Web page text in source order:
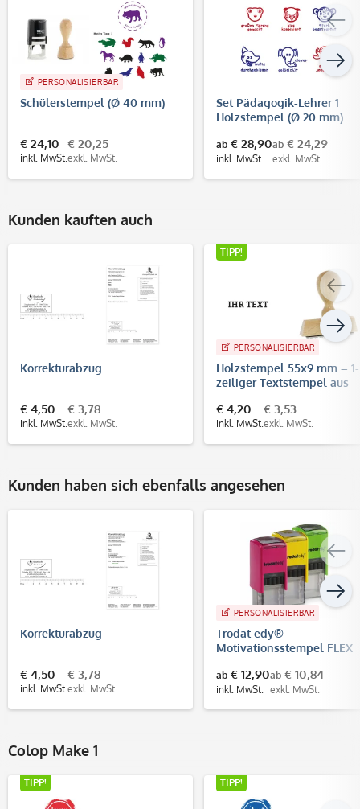
PERSONALISIERBAR
Schülerstempel (Ø 40 mm)
€ 24,10
inkl. MwSt.
€ 20,25
exkl. MwSt.
Set Pädagogik-Lehrer 1
Holzstempel (Ø 20 mm)
ab € 28,90
inkl. MwSt.
ab € 24,29
exkl. MwSt.
Kunden kauften auch
Korrekturabzug
€ 4,50
inkl. MwSt.
€ 3,78
exkl. MwSt.
TIPP!
PERSONALISIERBAR
Holzstempel 55x9 mm – 1-
zeiliger Textstempel aus
€ 4,20
inkl. MwSt.
€ 3,53
exkl. MwSt.
Kunden haben sich ebenfalls angesehen
Korrekturabzug
€ 4,50
inkl. MwSt.
€ 3,78
exkl. MwSt.
PERSONALISIERBAR
Trodat edy®
Motivationsstempel FLEX
ab € 12,90
inkl. MwSt.
ab € 10,84
exkl. MwSt.
Colop Make 1
TIPP! TIPP!